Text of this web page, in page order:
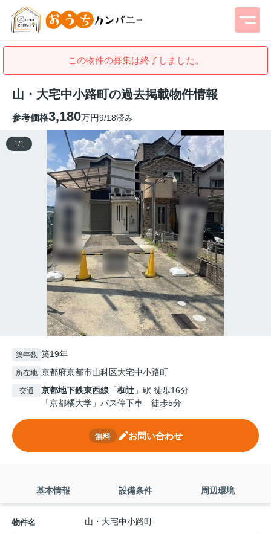
この物件の募集は終了しました。
山・大宅中小路町の過去掲載物件情報
参考価格3,180万円9/18済み
1 /1
築年数 築19年
所在地 京都府京都市山科区大宅中小路町
交通 京都地下鉄東西線 「椥辻 」駅 徒歩16分
「京都橘大学」バス停下車 徒歩5分
無料 お問い合わせ
基本情報 設備条件 周辺環境
物件名 山・大宅中小路町